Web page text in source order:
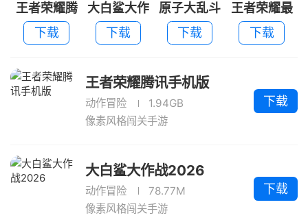
王者荣耀腾
讯手机版
下载
大白鲨大作
战2026
下载
原子大乱斗
下载
王者荣耀最
新版本
下载
王者荣耀腾讯手机版
动作冒险
1.94GB
像素风格闯关手游
下载
大白鲨大作战2026
动作冒险
78.77M
像素风格闯关手游
下载